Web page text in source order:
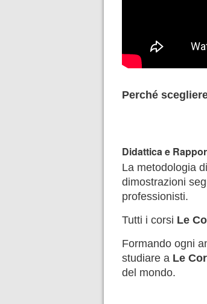
Perché
Didattica e
La metodologia
dimostrazioni
professionisti.
Tutti i corsi Le
Formando ogni
studiare a Le
del mondo.